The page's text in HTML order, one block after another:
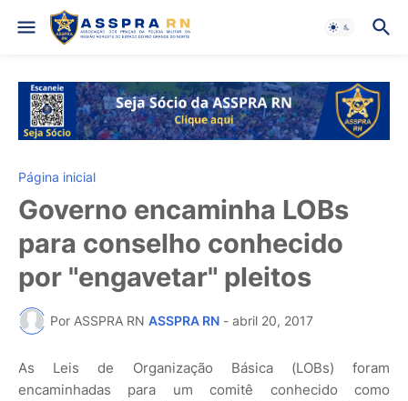
Página inicial
Governo encaminha LOBs
para conselho conhecido
por "engavetar" pleitos
Por ASSPRA RN ASSPRA RN - abril 20, 2017
As Leis de Organização Básica (LOBs) foram
encaminhadas para um comitê conhecido como